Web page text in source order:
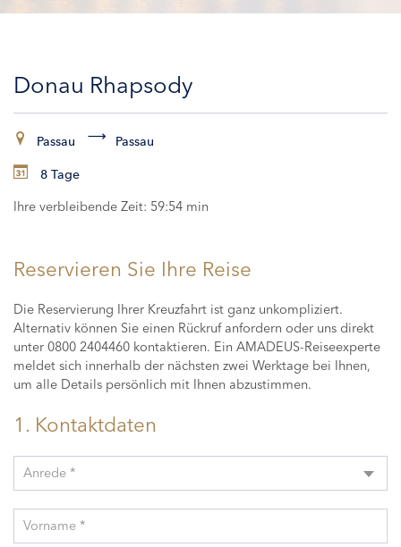
KABINEN
Donau Rhapsody
Passau Passau
8 Tage
Ihre verbleibende Zeit: 59:53 min
Reservieren Sie Ihre Reise
Die Reservierung Ihrer Kreuzfahrt ist ganz unkompliziert.
Alternativ können Sie einen Rückruf anfordern oder uns direkt
unter 0800 2404460 kontaktieren. Ein AMADEUS-Reiseexperte
meldet sich innerhalb der nächsten zwei Werktage bei Ihnen,
um alle Details persönlich mit Ihnen abzustimmen.
1. Kontaktdaten
Anrede *
Vorname *